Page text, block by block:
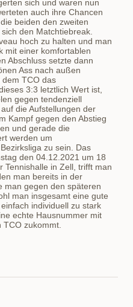
sich und waren nun
auch ihre Chancen
beiden den zweiten
den Matchtiebreak.
hoch zu halten und man
mit einer komfortablen
Abschluss setzte dann
Ass nach außen
TCO das
3:3 letztlich Wert ist,
gegen tendenziell
die Aufstellungen der
Kampf gegen den Abstieg
und gerade die
werden um
zu sein. Das
den 04.12.2021 um 18
Tennishalle in Zell, trifft man
man bereits in der
man gegen den späteren
man insgesamt eine gute
individuell zu stark
echte Hausnummer mit
TCO zukommt.